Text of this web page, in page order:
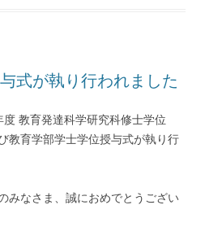
式が執り行われました
教育発達科学研究科修士学位
教育学部学士学位授与式が執り行
みなさま、誠におめでとうござい